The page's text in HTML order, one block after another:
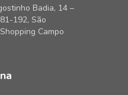
Badia, 14 –
192, São
Campo